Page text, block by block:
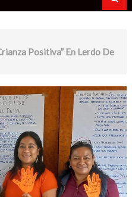
Positiva” En Lerdo De